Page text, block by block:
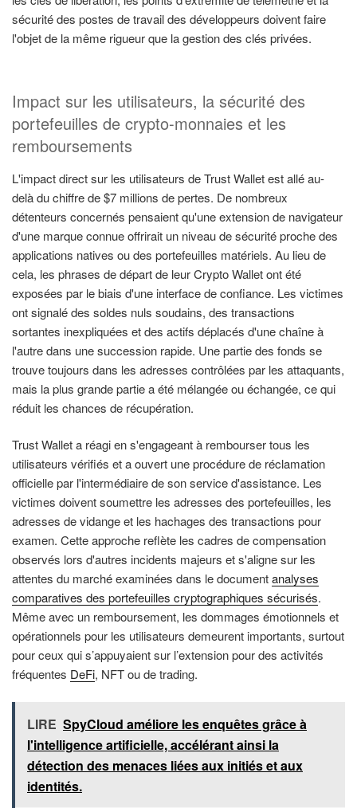
sécurité des postes de travail des développeurs doivent faire
l'objet de la même rigueur que la gestion des clés privées.
Impact sur les utilisateurs, la sécurité des
portefeuilles de crypto-monnaies et les
remboursements
L'impact direct sur les utilisateurs de Trust Wallet est allé au-
delà du chiffre de $7 millions de pertes. De nombreux
détenteurs concernés pensaient qu'une extension de navigateur
d'une marque connue offrirait un niveau de sécurité proche des
applications natives ou des portefeuilles matériels. Au lieu de
cela, les phrases de départ de leur Crypto Wallet ont été
exposées par le biais d'une interface de confiance. Les victimes
ont signalé des soldes nuls soudains, des transactions
sortantes inexpliquées et des actifs déplacés d'une chaîne à
l'autre dans une succession rapide. Une partie des fonds se
trouve toujours dans les adresses contrôlées par les attaquants,
mais la plus grande partie a été mélangée ou échangée, ce qui
réduit les chances de récupération.
Trust Wallet a réagi en s'engageant à rembourser tous les
utilisateurs vérifiés et a ouvert une procédure de réclamation
officielle par l'intermédiaire de son service d'assistance. Les
victimes doivent soumettre les adresses des portefeuilles, les
adresses de vidange et les hachages des transactions pour
examen. Cette approche reflète les cadres de compensation
observés lors d'autres incidents majeurs et s'aligne sur les
attentes du marché examinées dans le documentanalyses
comparatives des portefeuilles cryptographiques sécurisés.
Même avec un remboursement, les dommages émotionnels et
opérationnels pour les utilisateurs demeurent importants, surtout
pour ceux qui s’appuyaient sur l’extension pour des activités
fréquentes DeFi, NFT ou de trading.
LIRE SpyCloud améliore les enquêtes grâce à
l'intelligence artificielle, accélérant ainsi la
détection des menaces liées aux initiés et aux
identités.